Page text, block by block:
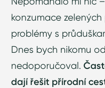
konzumace
problémy s
Dnes bych nikomu
nedoporučoval.
dají řešit přírodní